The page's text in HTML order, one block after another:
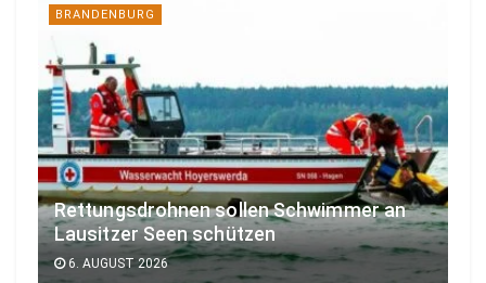
BRANDENBURG
Rettungsdrohnen sollen Schwimmer an
Lausitzer Seen schützen
6. AUGUST 2026